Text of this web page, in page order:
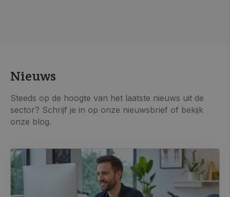
Nieuws
Steeds op de hoogte van het laatste nieuws uit de
sector? Schrijf je in op onze nieuwsbrief of bekijk
onze blog.